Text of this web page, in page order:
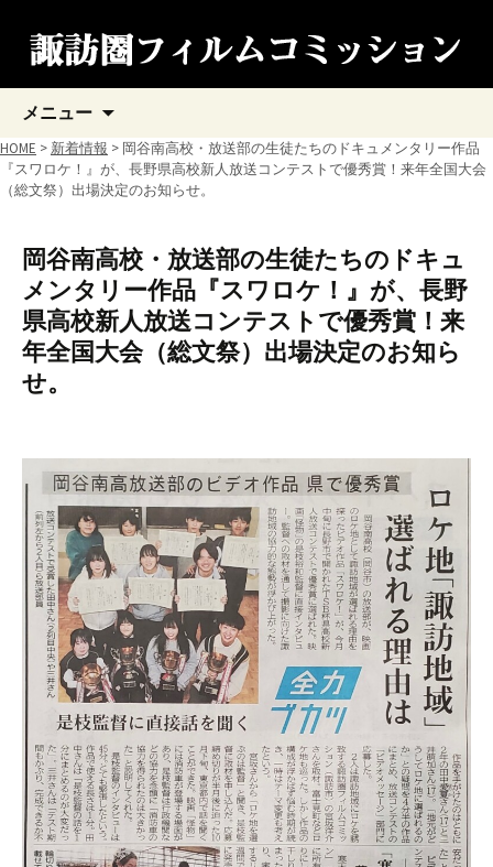
メニュー
テ
ン
ツ
へ
キ
ッ
プ
HOME > 新着情報 > 岡谷南高校・放送部の生徒たちのドキュメンタリー作品
『スワロケ！』が、長野県高校新人放送コンテストで優秀賞！来年全国大会
（総文祭）出場決定のお知らせ。
岡谷南高校・放送部の生徒たちのドキュ
メンタリー作品『スワロケ！』が、長野
県高校新人放送コンテストで優秀賞！来
年全国大会（総文祭）出場決定のお知ら
せ。